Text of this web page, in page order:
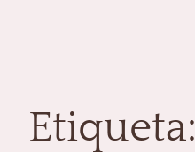
Etiqueta: